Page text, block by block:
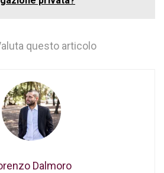
questo articolo
Dalmoro